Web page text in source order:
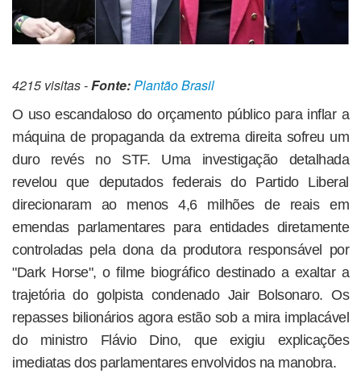
4215 visitas -Fonte:Plantão Brasil
O uso escandaloso do orçamento público para inflar a
máquina de propaganda da extrema direita sofreu um
duro revés no STF. Uma investigação detalhada
revelou que deputados federais do Partido Liberal
direcionaram ao menos 4,6 milhões de reais em
emendas parlamentares para entidades diretamente
controladas pela dona da produtora responsável por
"Dark Horse", o filme biográfico destinado a exaltar a
trajetória do golpista condenado Jair Bolsonaro. Os
repasses bilionários agora estão sob a mira implacável
do ministro Flávio Dino, que exigiu explicações
imediatas dos parlamentares envolvidos na manobra.